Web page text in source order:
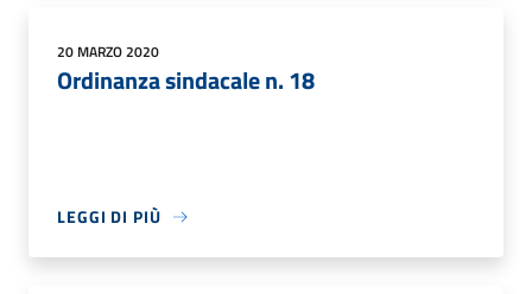
20 MARZO 2020
Ordinanza sindacale n. 18
LEGGI DI PIÙ